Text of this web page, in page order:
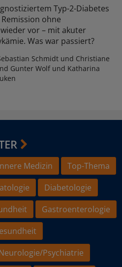
Typ-2-Diabetes
ohne
vor – mit akuter
Was war passiert?
Schmidt und Christiane
Gunter Wolf und Katharina
Medizin
Top-Thema
Diabetologie
Gastroenterologie
Psychiatrie